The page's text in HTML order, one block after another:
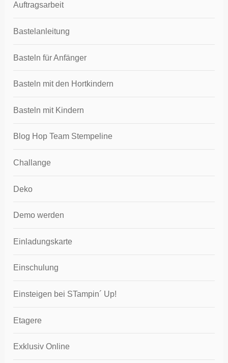
Auftragsarbeit
Bastelanleitung
Basteln für Anfänger
Basteln mit den Hortkindern
Basteln mit Kindern
Blog Hop Team Stempeline
Challange
Deko
Demo werden
Einladungskarte
Einschulung
Einsteigen bei STampin´ Up!
Etagere
Exklusiv Online